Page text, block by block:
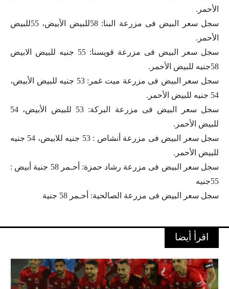
الأحمر.
سجل سعر البيض فى مزرعة البنا: 58للبيض الأبيض، 55للبيض
الأحمر.
سجل سعر البيض فى مزرعة قويسنا: 55 جنيه للبيض الابيض
58جنيه للبيض الأحمر.
سجل سعر البيض فى مزرعة ميت غمر: 53 جنيه للبيض الأبيض،
54 جنيه للبيض الأحمر.
سجل سعر البيض فى مزرعة البركة: 53 للبيض الأبيض، 54
للبيض الأحمر.
سجل سعر البيض فى مزرعة أنشاص : 53 جنيه للابيض، 54 جنيه
للبيض الأحمر.
سجل سعر البيض فى مزرعة رشاد حمزة: أحـمر 58 جنية أبيض :
55جنيه
سجل سعر البيض فى مزرعة الصالحية: أحـمر 58 جنية
اقرأ أيضا